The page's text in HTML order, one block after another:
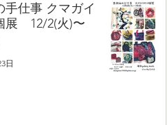
手仕事 クマガイ
展 12/2(火)〜
日